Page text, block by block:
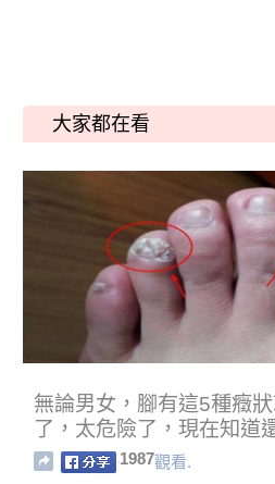
大家都在看
無論男女，腳有這5種癥
了，太危險了，現在知道
1987觀看.